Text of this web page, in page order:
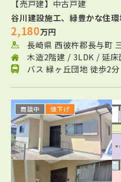
【売戸建】中古戸建
谷川建設施工、緑豊かな住
2,180万円
長崎県 西彼杵郡長与町
木造2階建 / 3LDK / 延
バス 緑ヶ丘団地 徒歩2分
商談中 値下げ